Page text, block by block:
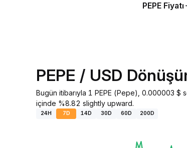
PEPE Fiyatı
PEPE / USD
Bugün itibarıyla 1 PEPE (Pepe), 0.000003
içinde %8.82 slightly upward.
24H 7D 14D 30D 60D 200D